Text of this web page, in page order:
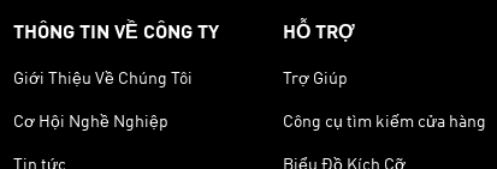
THÔNG TIN VỀ CÔNG TY
Giới Thiệu Về Chúng Tôi
Cơ Hội Nghề Nghiệp
Tin tức
HỖ TRỢ
Trợ Giúp
Công cụ tìm kiếm cửa hàng
Biểu Đồ Kích Cỡ